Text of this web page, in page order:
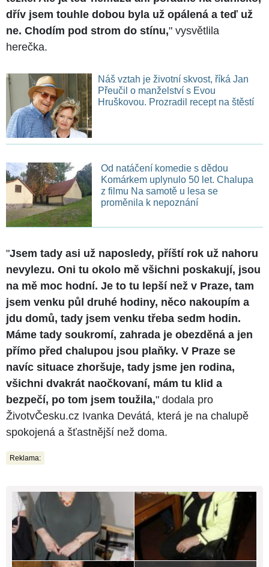
dřív jsem touhle dobou byla už opálená a teď už
ne. Chodím pod strom do stínu," vysvětlila
herečka.
Náš vztah je životní skvost, říká Jan
Přeučil o manželství s Evou
Hruškovou. Prozradil recept na štěstí
Od natáčení komedie s dědou
Komárkem uplynulo 50 let. Chalupa
z filmu Na samotě u lesa se
proměnila k nepoznání
"Jsem tady asi už naposledy, příští rok už nahoru
nevylezu. Oni tu okolo mě všichni poskakují, jsou
na mě moc hodní. Je to tu lepší než v Praze, tam
jsem venku půl druhé hodiny, něco nakoupím a
jdu domů, tady jsem venku třeba sedm hodin.
Máme tady soukromí, zahrada je obezděná a jen
přímo před chalupou jsou plaňky. V Praze se
navíc situace zhoršuje, tady jsme jen rodina,
všichni dvakrát naočkovaní, mám tu klid a
bezpečí, po tom jsem toužila," dodala pro
ŽivotvČesku.cz Ivanka Devátá, která je na chalupě
spokojená a šťastnější než doma.
Reklama: